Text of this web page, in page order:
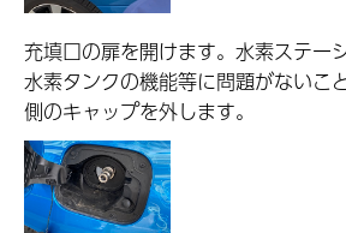
充填口の扉を開けます。水素ステー
水素タンクの機能等に問題がないこ
側のキャップを外します。